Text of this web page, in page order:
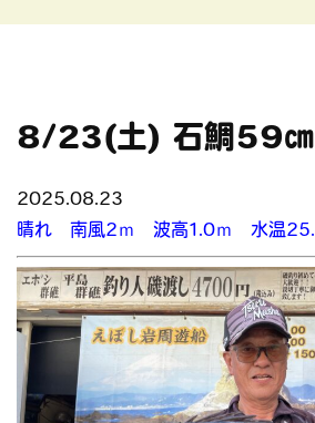
8/23(土) 石鯛59㎝
2025.08.23
晴れ 南風2ｍ 波高1.0ｍ 水温